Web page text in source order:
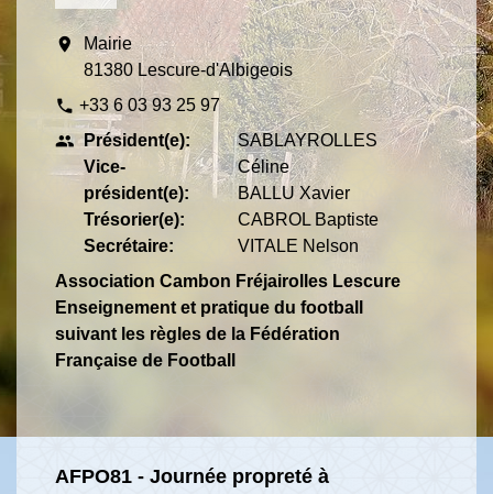
location_on
Mairie
81380 Lescure-d'Albigeois
phone +33 6 03 93 25 97
people
Président(e):
Vice-
président(e):
Trésorier(e):
Secrétaire:
SABLAYROLLES
Céline
BALLU Xavier
CABROL Baptiste
VITALE Nelson
Association Cambon Fréjairolles Lescure
Enseignement et pratique du football
suivant les règles de la Fédération
Française de Football
AFPO81 - Journée propreté à